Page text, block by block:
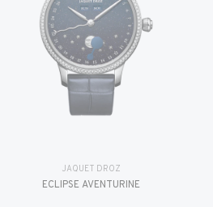
JAQUET DROZ
ÉCLIPSE AVENTURINE